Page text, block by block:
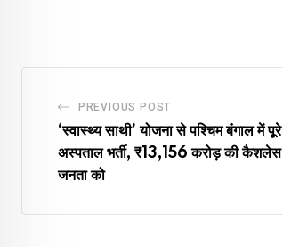
PREVIOUS POST
‘स्वास्थ्य साथी’ योजना से पश्चिम बंगाल में
अस्पताल भर्ती, ₹13,156 करोड़ की कैशलेस
जनता को